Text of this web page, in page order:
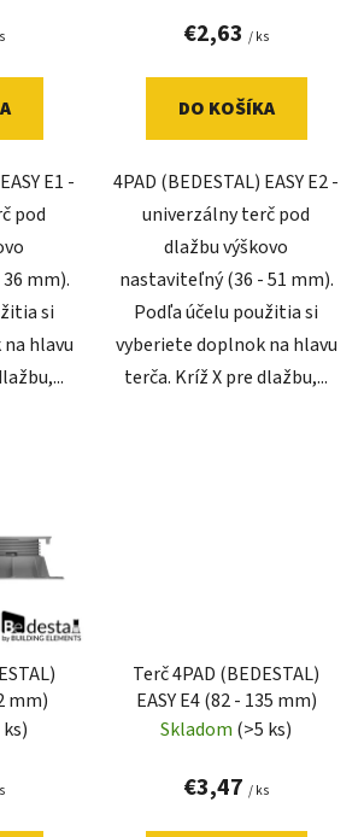
E1 -
pod
mm).
si
hlavu
€2,63 / ks
DO KOŠÍKA
4PAD (BEDESTAL) EASY E2 -
univerzálny terč pod
dlažbu výškovo
nastaviteľný (36 - 51 mm).
Podľa účelu použitia si
vyberiete doplnok na hlavu
terča. Kríž X pre dlažbu,...
mm)
Terč 4PAD (BEDESTAL)
EASY E4 (82 - 135 mm)
Skladom (>5 ks)
€3,47 / ks